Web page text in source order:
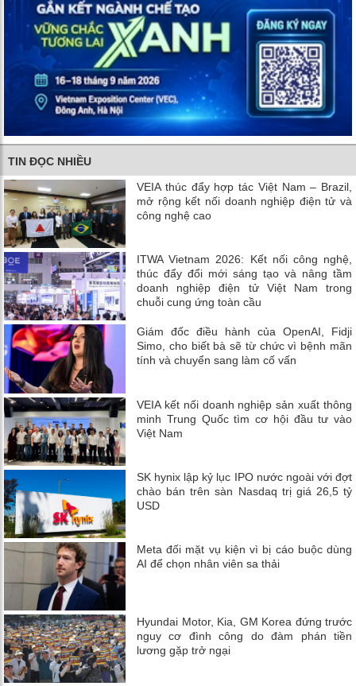
TIN ĐỌC NHIỀU
VEIA thúc đẩy hợp tác Việt Nam – Brazil,
mở rộng kết nối doanh nghiệp điện tử và
công nghệ cao
ITWA Vietnam 2026: Kết nối công nghệ,
thúc đẩy đổi mới sáng tạo và nâng tầm
doanh nghiệp điện tử Việt Nam trong
chuỗi cung ứng toàn cầu
Giám đốc điều hành của OpenAI, Fidji
Simo, cho biết bà sẽ từ chức vì bệnh mãn
tính và chuyển sang làm cố vấn
VEIA kết nối doanh nghiệp sản xuất thông
minh Trung Quốc tìm cơ hội đầu tư vào
Việt Nam
SK hynix lập kỷ lục IPO nước ngoài với đợt
chào bán trên sàn Nasdaq trị giá 26,5 tỷ
USD
Meta đối mặt vụ kiện vì bị cáo buộc dùng
AI để chọn nhân viên sa thải
Hyundai Motor, Kia, GM Korea đứng trước
nguy cơ đình công do đàm phán tiền
lương gặp trở ngại